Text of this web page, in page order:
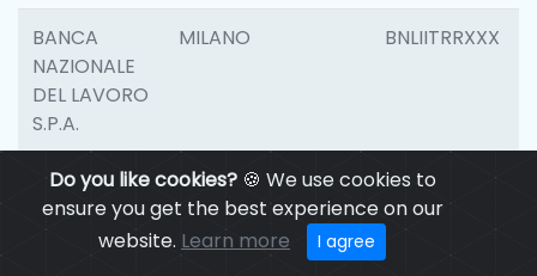
Do you like cookies?🍪 We use cookies to
ensure you get the best experience on our
website. Learn more I agree
BANCA
NAZIONALE
DEL LAVORO
S.P.A.
MILANO BNLIITRRXXX
BANCA
NAZIONALE
DEL LAVORO
CASALECCHIO DI
RENO
BNLIITRRXXX